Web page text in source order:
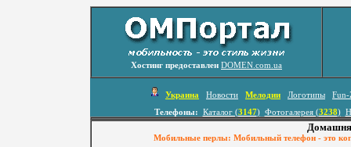
Хостинг предоставлен DOMEN.com.ua
Украина Новости Мелодии Логотипы
Fun-
Телефоны:
Каталог (3147) Фотогалерея (3238)
Мобильные перлы: Мобильный телефон - это